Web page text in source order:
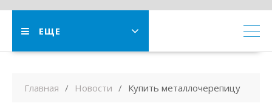
ЕЩЕ
Главная Новости Купить металлочерепицу